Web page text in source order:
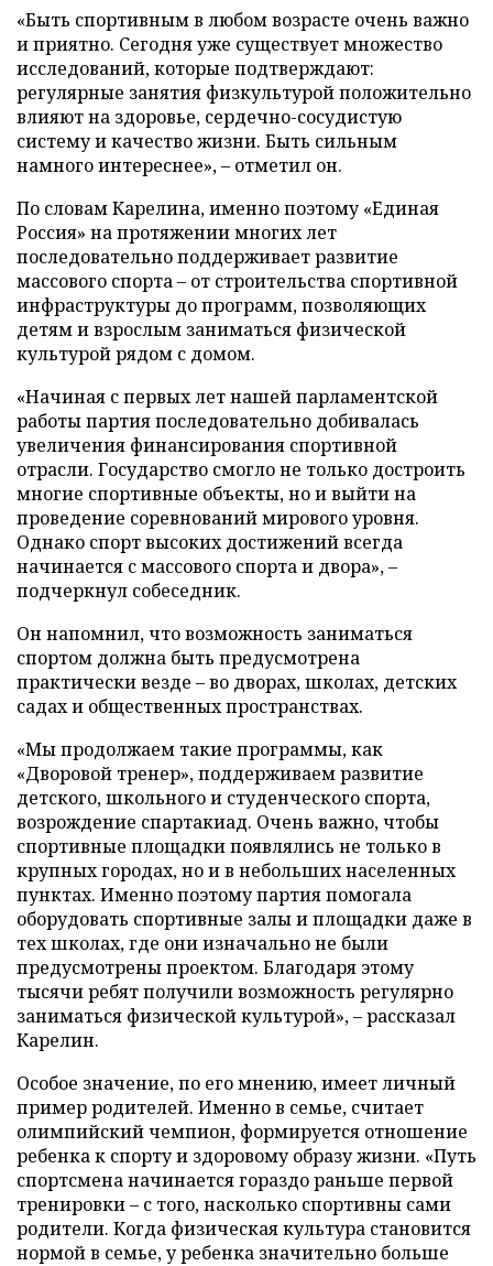
«Быть спортивным в любом возрасте очень важно
и приятно. Сегодня уже существует множество
исследований, которые подтверждают:
регулярные занятия физкультурой положительно
влияют на здоровье, сердечно-сосудистую
систему и качество жизни. Быть сильным
намного интереснее», – отметил он.
По словам Карелина, именно поэтому «Единая
Россия» на протяжении многих лет
последовательно поддерживает развитие
массового спорта – от строительства спортивной
инфраструктуры до программ, позволяющих
детям и взрослым заниматься физической
культурой рядом с домом.
«Начиная с первых лет нашей парламентской
работы партия последовательно добивалась
увеличения финансирования спортивной
отрасли. Государство смогло не только достроить
многие спортивные объекты, но и выйти на
проведение соревнований мирового уровня.
Однако спорт высоких достижений всегда
начинается с массового спорта и двора», –
подчеркнул собеседник.
Он напомнил, что возможность заниматься
спортом должна быть предусмотрена
практически везде – во дворах, школах, детских
садах и общественных пространствах.
«Мы продолжаем такие программы, как
«Дворовой тренер», поддерживаем развитие
детского, школьного и студенческого спорта,
возрождение спартакиад. Очень важно, чтобы
спортивные площадки появлялись не только в
крупных городах, но и в небольших населенных
пунктах. Именно поэтому партия помогала
оборудовать спортивные залы и площадки даже в
тех школах, где они изначально не были
предусмотрены проектом. Благодаря этому
тысячи ребят получили возможность регулярно
заниматься физической культурой», – рассказал
Карелин.
Особое значение, по его мнению, имеет личный
пример родителей. Именно в семье, считает
олимпийский чемпион, формируется отношение
ребенка к спорту и здоровому образу жизни. «Путь
спортсмена начинается гораздо раньше первой
тренировки – с того, насколько спортивны сами
родители. Когда физическая культура становится
нормой в семье, у ребенка значительно больше